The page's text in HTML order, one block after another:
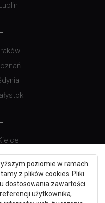
poziomie w ramach
z plików cookies. Pliki
dostosowania zawartości
użytkownika,